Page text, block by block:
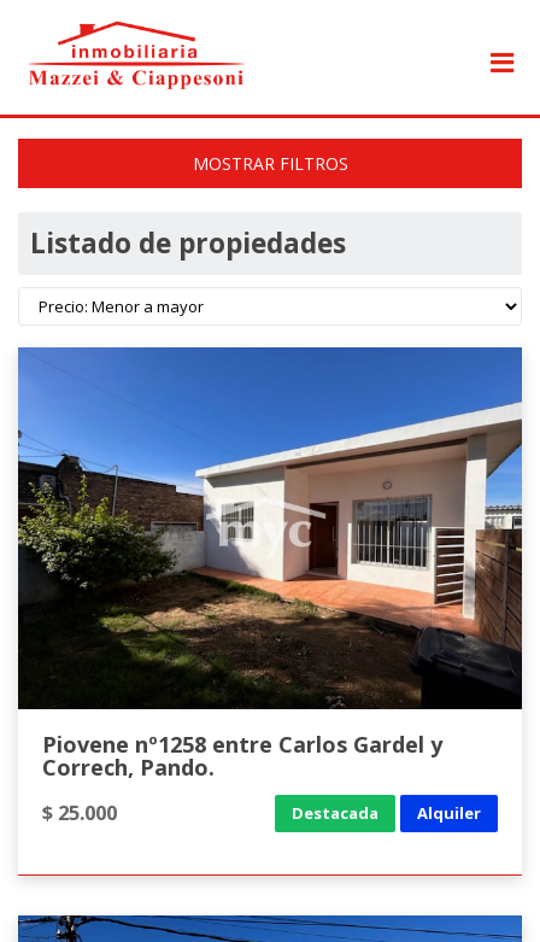
MOSTRAR FILTROS
Listado de propiedades
Piovene nº1258 entre Carlos Gardel y
Correch, Pando.
$ 25.000 Destacada Alquiler